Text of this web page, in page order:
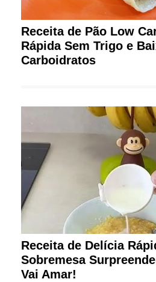
Receita de Pão Low
Rápida Sem Trigo e
Carboidratos
Receita de Delícia
Sobremesa
Vai Amar!